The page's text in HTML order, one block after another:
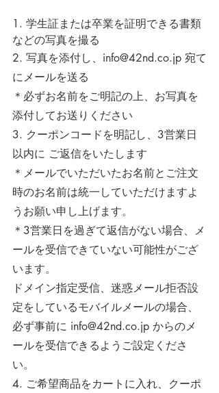
1. 学生証または卒業を証明できる書類
などの写真を撮る
2. 写真を添付し、 info@42nd.co.jp 宛て
にメールを送る
＊必ずお名前をご明記の上、お写真を
添付してお送りください
3. クーポンコードを明記し、3営業日
以内に ご返信をいたします
＊メールでいただいたお名前とご注文
時のお名前は統一していただけますよ
うお願い申し上げます。
＊3営業日を過ぎて返信がない場合、メ
ールを受信できていない可能性がござ
います。
ドメイン指定受信、迷惑メール拒否設
定をしているモバイルメールの場合、
必ず事前に info@42nd.co.jp からのメ
ールを受信できるようご設定くださ
い。
4. ご希望商品をカートに入れ、クーポ